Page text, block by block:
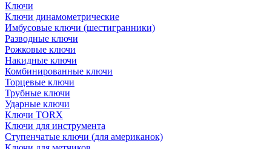
Ключи
Ключи динамометрические
Имбусовые ключи (шестигранники)
Разводные ключи
Рожковые ключи
Накидные ключи
Комбинированные ключи
Торцевые ключи
Трубные ключи
Ударные ключи
Ключи TORX
Ключи для инструмента
Ступенчатые ключи (для американок)